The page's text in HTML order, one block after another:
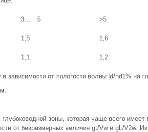
3……5 >5
1,5 1,6
1,1 1,2
зависимости от пологости волны ld/hd1% на
зоны, которая чаще всего
от безразмерных величин gt/Vw и gL/V2w.